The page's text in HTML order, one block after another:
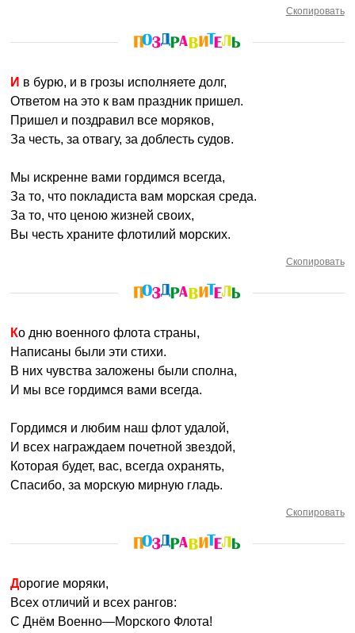
Скопировать
И в бурю, и в грозы исполняете долг,
Ответом на это к вам праздник пришел.
Пришел и поздравил все моряков,
За честь, за отвагу, за доблесть судов.
Мы искренне вами гордимся всегда,
За то, что покладиста вам морская среда.
За то, что ценою жизней своих,
Вы честь храните флотилий морских.
Скопировать
Ко дню военного флота страны,
Написаны были эти стихи.
В них чувства заложены были сполна,
И мы все гордимся вами всегда.
Гордимся и любим наш флот удалой,
И всех награждаем почетной звездой,
Которая будет, вас, всегда охранять,
Спасибо, за морскую мирную гладь.
Скопировать
Дорогие моряки,
Всех отличий и всех рангов:
С Днём Военно—Морского Флота!